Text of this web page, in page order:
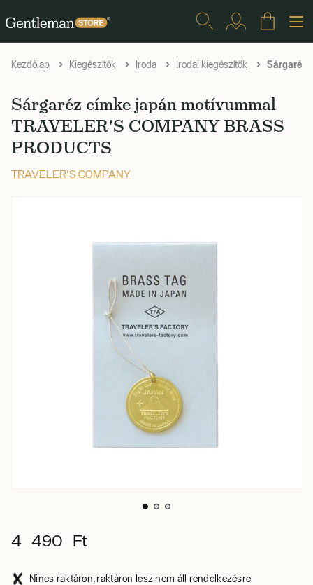
Kezdőlap Kiegészítők Iroda Irodai kiegészítők Sárgaréz
Sárgaréz címke japán motívummal
TRAVELER'S COMPANY BRASS
PRODUCTS
TRAVELER'S COMPANY
4 490 Ft
Nincs raktáron, raktáron lesz nem áll rendelkezésre